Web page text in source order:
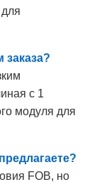
с 1
модуля для
FOB, но